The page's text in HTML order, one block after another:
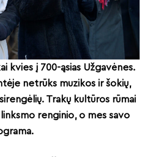
kvies į 700-ąsias Užgavėnes.
netrūks muzikos ir šokių,
Trakų kul tūros rūmai
renginio, o mes savo